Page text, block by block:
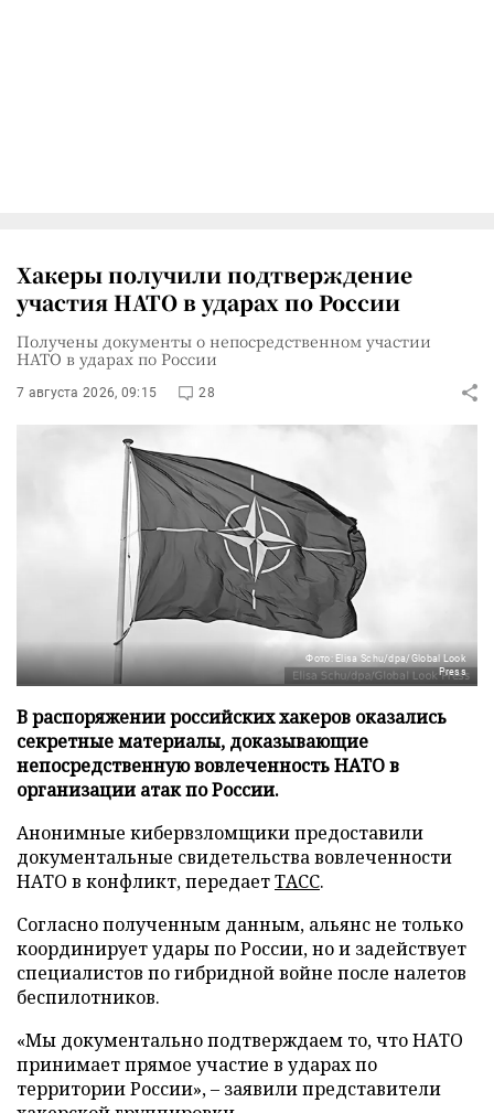
Хакеры получили подтверждение
участия НАТО в ударах по России
Получены документы о непосредственном участии
НАТО в ударах по России
7 августа 2026, 09:15 28
Фото: Elisa Schu/dpa/Global Look
Press
В распоряжении российских хакеров оказались
секретные материалы, доказывающие
непосредственную вовлеченность НАТО в
организации атак по России.
Анонимные кибервзломщики предоставили
документальные свидетельства вовлеченности
НАТО в конфликт, передаетТАСС.
Согласно полученным данным, альянс не только
координирует удары по России, но и задействует
специалистов по гибридной войне после налетов
беспилотников.
«Мы документально подтверждаем то, что НАТО
принимает прямое участие в ударах по
территории России», – заявили представители